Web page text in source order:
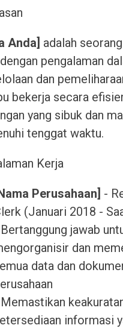
Anda] adalah
pengalaman
dan
bekerja secara
yang sibuk dan
tenggat waktu.
Kerja
Perusahaan] -
(Januari 2018 -
jawab
dan
data dan
informasi